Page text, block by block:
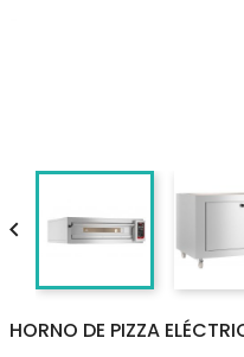

HORNO DE PIZZA